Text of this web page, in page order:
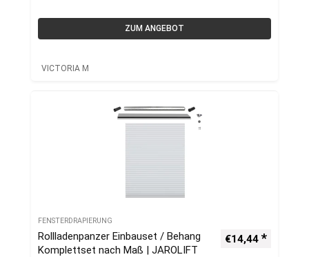
ZUM ANGEBOT
VICTORIA M
FENSTERDRAPIERUNG
Rollladenpanzer Einbauset / Behang
Komplettset nach Maß | JAROLIFT
€14,44